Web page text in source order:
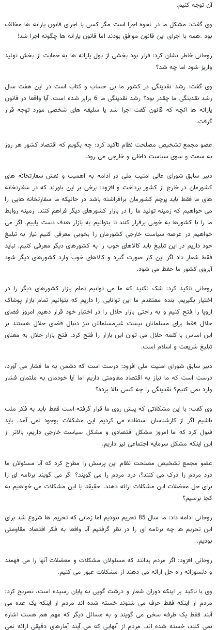
آن توجه کنیم.
وی گفت: مشکل ما در نحوه اجرا است مگر کسی با اجرای قانون یارانه ها مخالف
بود .همه با اجرای این قانون موافق بودند اما قانون یارانه ها چگونه اجرا شد!
روحانی خاطر نشان کرد: قرار بود بخشی از پول یارانه ها به حمایت از بخش تولید
واریز شود اما چه شد؟
وی گفت: رشد نقدینگی در کشور ما بی حساب و کتاب است در این هفت سال
رشد نقدینگی ما چقدر بود؟ رشد نقدینگی ما 6 برابر شده است. آیا واقعا در قانون
یارانه ها آنچه که قانون گفت اجرا شد یا سلیقه های شخصی مورد توجه قرار
گرفت.
عضو مجمع تشخیص مصلحت نظام تاکید کرد: چه بگویم که اقتصاد کشور هر روز
به سمت و سوی سیاست داخلی و خارجی می رود.
دبیر سابق شورای عالی امنیت ملی در ادامه به اهمیت و نقش سفارتخانه های
کشورمان در خارج از کشور پرداخت و افزود: برخی بر این باورند که در سفارتخانه
های ما فقط باید پرچم کشورمان برافراشته باشد در حالیکه ما سفارتخانه هایی را
می خواهیم که زمینه تولید ما را در بازار کشورهای دیگر فراهم کنند. زمینه روابط
ما را با کشورها به خوبی برقرار کنند تا بتوانیم به بازار هدف دست یابیم. اگر می
خواهیم در عرصه سیاست خارجی کشورمان را بخوبی معرفی کنیم نیاز به تبلیغ
خود داریم در این تبلیغ باید کالاهای خوب را به کشورهای دیگر معرفی کنیم. نباید
فقط شعار داد اگر این کار صورت گیرد و کالاهای خوب وارد کشورهای دیگر شود
آبروی کشور ما حفظ می شود.
روحانی تاکید کرد: شک نکنید که ما می توانیم تمام بازار کشورهای دیگر را در
اختیار بگیریم. بنده معتقدم ما این توانایی را داریم که بتوانیم تمام بازار پوشاک
اروپا را فتح کنیم و به راحتی بازار حلال را در اختیار خود قرار دهیم امروز فضای
حلال فقط برای مسلمانان نیست غیرمسلمانان نیز دنبال قضای حلال هستند بر
این اساس با کلمه حلال می توان این بازار را فتح کرد. فتح بازار حلال به معنای
تبلیغ شریعت و اسلام است.
دبیر سابق شورای امنیت ملی افزود: درست است که دشمن به ما فشار می آورد،
درست است که ما نیاز به اقتصاد مقاومتی داریم اما آیا خودمان به ملتمان فشار
وارد نمی کنیم؟ نقدینگی را چه کسی بالا برده؟
وی گفت: با این مشکلاتی که پیش روی ما قرار گرفته است فقط باید به فکر ملت
باشیم اگر از کارشناسان استفاده می کردیم این مشکلات بوجود نمی آمد. باید
قبول کرد که ما امروز مشکل اقتصادی و مشکل سیاست خارجی داریم، بالاتر از
این اینکه مشکل سرمایه اجتماعی نیز داریم.
عضو مجمع تشخیص مصلحت نظام این پرسش را مطرح کرد که آیا مسئولان ما
درد مردم را درک می کنند؟، درد مردم را می گویند؟ اگر می گویند برنامه ای را
برای حل معضلات این مشکلات ارائه دهند. حقیقتا با این مشکلات می خواهیم به
کجا برسیم؟
روحانی ادامه داد: ما سال 85 تحریم نبودیم اما زمانی که تحریم ها شروع شد برای
این تحریم ها چه برنامه ای را در نظر گرفتیم آیا واقعا به فکر اقتصاد مقاومتی
بودیم.
روحانی افزود: اگر مردم بدانند که مسئولان مشکلات و معضلات آنها را می فهمند
و دلسوزانه راه حل ارائه می دهند از مشکلات عبور می کنیم.
وی با تاکید بر اینکه دوران شعار و درشت گویی به پایان رسیده است، تصریح کرد:
مردم از اینکه فقط حرف می شنوند خسته شده اند مردم از اینکه یک عده می
آیند فقط یک طرفه سخن می گویند و به مسائل دیگر که مهم هم هست اشاره
نمی کنند، خسته شده اند. مردم از آنهایی که می آیند آمارهای دقیقی ارائه نمی